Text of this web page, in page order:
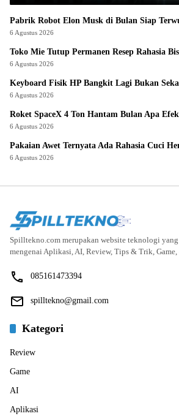
Pabrik Robot Elon Musk di Bulan Siap
6 Agustus 2026
Toko Mie Tutup Permanen Resep Rahasia
6 Agustus 2026
Keyboard Fisik HP Bangkit Lagi Bukan
6 Agustus 2026
Roket SpaceX 4 Ton Hantam Bulan Apa
6 Agustus 2026
Pakaian Awet Ternyata Ada Rahasia Cuci
6 Agustus 2026
Spilltekno.com merupakan website teknologi
mengenai Aplikasi, AI, Review, Tips & Trik, Game,
085161473394
spilltekno@gmail.com
Kategori
Review
Game
AI
Aplikasi